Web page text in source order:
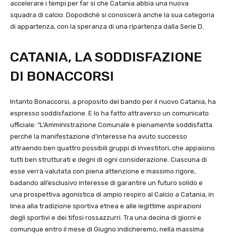
accelerare i tempi per far sì che Catania abbia una nuova
squadra di calcio. Dopodichè si conoscerà anche la sua categoria
di appartenza, con la speranza di una ripartenza dalla Serie D.
CATANIA, LA SODDISFAZIONE
DI BONACCORSI
Intanto Bonaccorsi, a proposito del bando per il nuovo Catania, ha
espresso soddisfazione. E lo ha fatto attraverso un comunicato
ufficiale: “L’Amministrazione Comunale è pienamente soddisfatta
perché la manifestazione d’interesse ha avuto successo
attraendo ben quattro possibili gruppi di investitori, che appaiono
tutti ben strutturati e degni di ogni considerazione. Ciascuna di
esse verrà valutata con piena attenzione e massimo rigore,
badando all’esclusivo interesse di garantire un futuro solido e
una prospettiva agonistica di ampio respiro al Calcio a Catania, in
linea alla tradizione sportiva etnea e alle legittime aspirazioni
degli sportivi e dei tifosi rossazzurri. Tra una decina di giorni e
comunque entro il mese di Giugno indicheremo, nella massima